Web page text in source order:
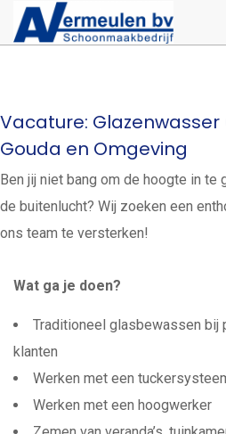
Vacature: Glazenwasser
Gouda en Omgeving
Ben jij niet bang om de hoogte in te
de buitenlucht? Wij zoeken een
ons team te versterken!
Wat ga je doen?
Traditioneel glasbewassen bij
klanten
Werken met een
Werken met een hoogwerker